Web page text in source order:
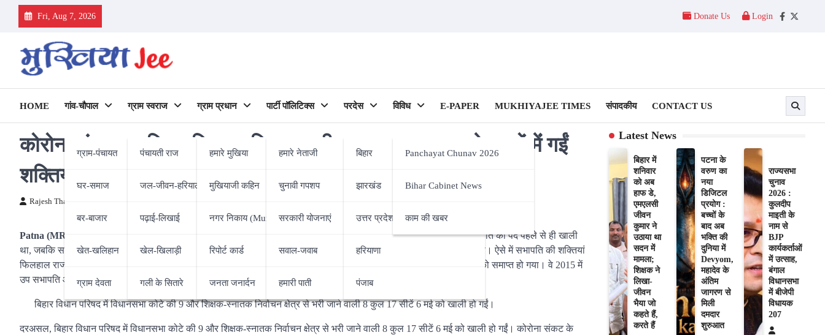
Fri, Aug 7, 2026 Donate Us Login
Facebook
Twitter
HOME गांव-चौपाल
ग्राम-पंचायत
घर-समाज
बर-बाजार
खेत-खलिहान
ग्राम देवता
ग्राम स्वराज
पंचायती राज
जल-जीवन-हरियाली
पढ़ाई-लिखाई
खेल-खिलाड़ी
गली के सितारे
ग्राम प्रधान
हमारे मुखिया
मुखियाजी कहिन
नगर निकाय (Municipality)
रिपोर्ट कार्ड
जनता जनार्दन
पार्टी पॉलिटिक्स
हमारे नेताजी
चुनावी गपशप
सरकारी योजनाएं
सवाल-जवाब
हमारी पाती
परदेस
बिहार
झारखंड
उत्तर प्रदेश
हरियाणा
पंजाब
विविध
Panchayat Chunav 2026
Bihar Cabinet News
काम की खबर
E-PAPER MUKHIYAJEE TIMES संपादकीय CONTACT US
कोरोना संकट का बिहार विधान परिषद पर सीधा असर, राज्यपाल के हाथों मेंं गईं
शक्तियां
Rajesh Thakur
Patna (MR)|
कोरोना संकट का बिहार विधान परिषद पर सीधा असर पड़ा है। सभापति-उपसभापति के लिए चुनाव नहीं हो सका। उपसभापति का पद पहले से ही खाली
था, जबकि सभापति का पद भी अब खाली हो गया। वहीं, बिहार सरकार ने कार्यकारी व्यवस्था के तहत किसी के नाम की सिफारिश भी नहीं की। ऐसे में सभापति की शक्तियां
फिलहाल राज्यपाल में निहित रहेंगी। बता दें कि कार्यकारी सभापति हारूण रशीद की विधान परिषद की सदस्यता का मौजूदा कार्यकाल 6 मई को समाप्त हो गया। वे 2015 में
उप सभापति और 2017 में कार्यकारी सभापति बने थे।
बिहार विधान परिषद में विधानसभा कोटे की 9 और शिक्षक-स्नातक निर्वाचन क्षेत्र से भरी जाने वाली 8 कुल 17 सीटें 6 मई को खाली हो गईं।
दरअसल, बिहार विधान परिषद में विधानसभा कोटे की 9 और शिक्षक-स्नातक निर्वाचन क्षेत्र से भरी जाने वाली 8 कुल 17 सीटें 6 मई को खाली हो गईं। कोरोना संकट के
Latest News
बिहार में
शनिवार
को अब
हाफ डे,
एमएलसी
जीवन
कुमार ने
उठाया था
सदन में
मामला;
शिक्षक ने
लिखा-
जीवन
भैया जो
कहते हैं,
करते हैं
पटना के
वरुण का
नया
डिजिटल
प्रयोग :
बच्चों के
बाद अब
भक्ति की
दुनिया में
Devyom,
महादेव के
अंतिम
जागरण से
मिली
दमदार
शुरुआत
राज्यसभा
चुनाव
2026 :
कुलदीप
माइती के
नाम से
BJP
कार्यकर्ताओं
में उत्साह,
बंगाल
विधानसभा
में बीजेपी
विधायक
207